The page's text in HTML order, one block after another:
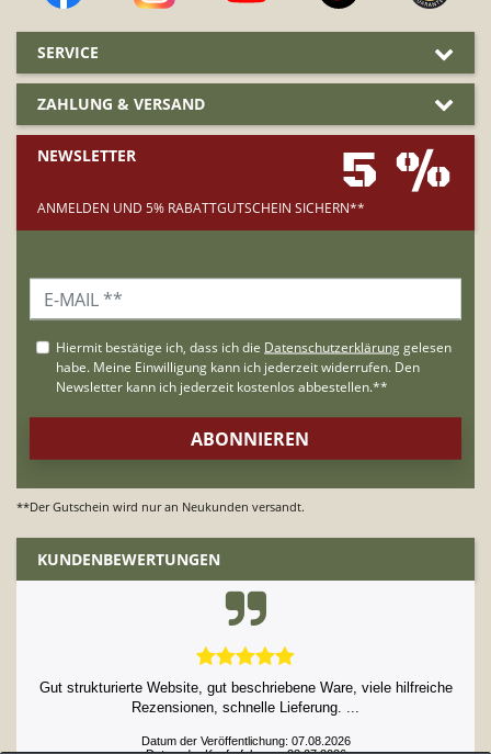
SERVICE
ZAHLUNG & VERSAND
NEWSLETTER 5 %
ANMELDEN UND 5% RABATTGUTSCHEIN SICHERN**
**Der Gutschein wird nur an Neukunden versandt.
KUNDENBEWERTUNGEN
Gut strukturierte Website, gut beschriebene Ware, viele hilfreiche
Rezensionen, schnelle Lieferung. ...
Datum der Veröffentlichung: 07.08.2026